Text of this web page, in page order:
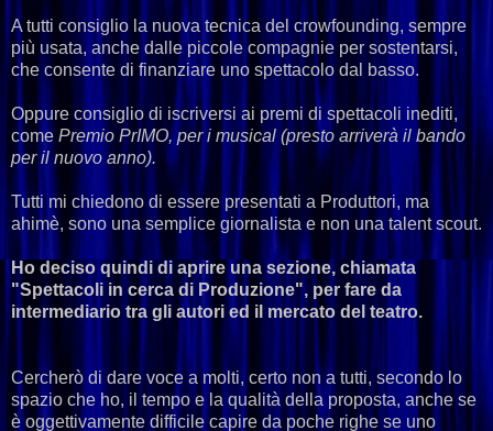
A tutti consiglio la nuova tecnica del crowfounding, sempre
più usata, anche dalle piccole compagnie per sostentarsi,
che consente di finanziare uno spettacolo dal basso.
Oppure consiglio di iscriversi ai premi di spettacoli inediti,
come Premio PrIMO, per i musical (presto arriverà il bando
per il nuovo anno).
Tutti mi chiedono di essere presentati a Produttori, ma
ahimè, sono una semplice giornalista e non una talent scout.
Ho deciso quindi di aprire una sezione, chiamata
"Spettacoli in cerca di Produzione", per fare da
intermediario tra gli autori ed il mercato del teatro.
Cercherò di dare voce a molti, certo non a tutti, secondo lo
spazio che ho, il tempo e la qualità della proposta, anche se
è oggettivamente difficile capire da poche righe se uno